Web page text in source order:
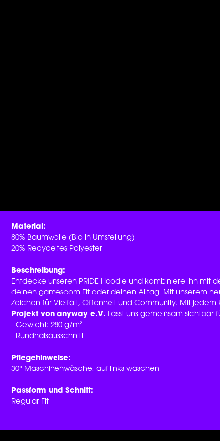
Material:
80% Baumwolle (Bio in Umstellung)
20% Recyceltes Polyester
Beschreibung:
Entdecke unseren PRIDE Hoodie und kombiniere ihn mit
deinen gamescom Fit oder deinen Alltag. Mit unserem
Zeichen für Vielfalt, Offenheit und Community. Mit jedem
Projekt von anyway e.V. Lasst uns gemeinsam sichtbar
- Gewicht: 280 g/m²
- Rundhalsausschnitt
Pflegehinweise:
30° Maschinenwäsche, auf links waschen
Passform und Schnitt:
Regular Fit